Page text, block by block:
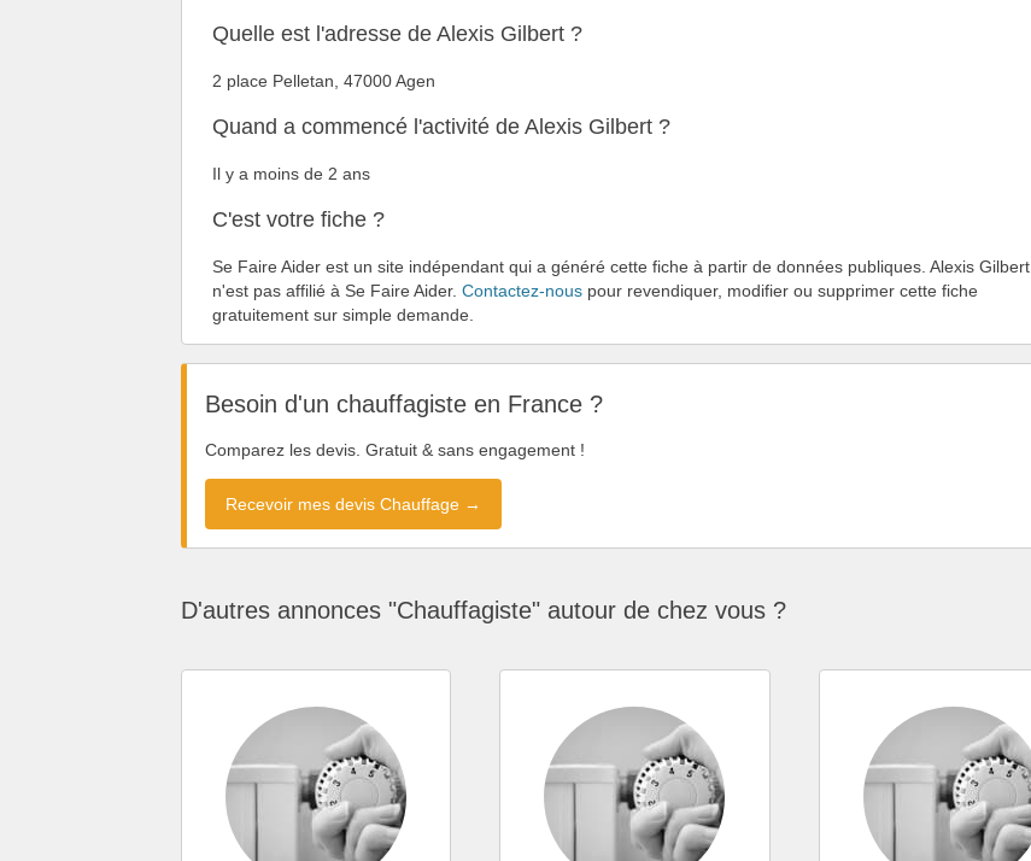
Quelle est l'adresse de Alexis Gilbert ?
2 place Pelletan, 47000 Agen
Quand a commencé l'activité de Alexis Gilbert ?
Il y a moins de 2 ans
C'est votre fiche ?
Se Faire Aider est un site indépendant qui a généré cette fiche à partir de données publiques. Alexis Gilbert
n'est pas affilié à Se Faire Aider. Contactez-nous pour revendiquer, modifier ou supprimer cette fiche
gratuitement sur simple demande.
Besoin d'un chauffagiste en France ?
Comparez les devis. Gratuit & sans engagement !
Recevoir mes devis Chauffage →
D'autres annonces "Chauffagiste" autour de chez vous ?